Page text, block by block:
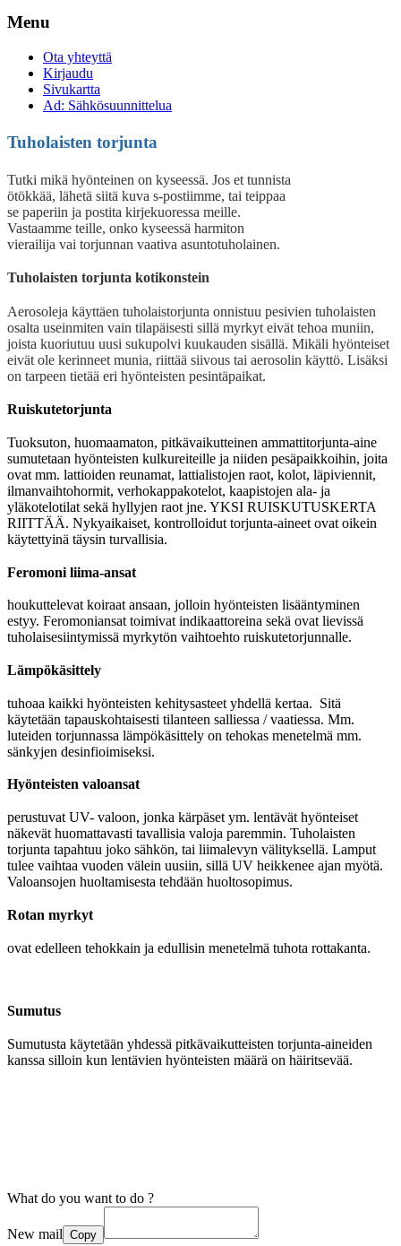
Menu
Ota yhteyttä
Kirjaudu
Sivukartta
Ad: Sähkösuunnittelua
Tuholaisten torjunta
Tutki mikä hyönteinen on kyseessä. Jos et tunnista
ötökkää, lähetä siitä kuva s-postiimme, tai teippaa
se paperiin ja postita kirjekuoressa meille.
Vastaamme teille, onko kyseessä harmiton
vierailija vai torjunnan vaativa asuntotuholainen.
Tuholaisten torjunta kotikonstein
Aerosoleja käyttäen tuholaistorjunta onnistuu pesivien tuholaisten
osalta useinmiten vain tilapäisesti sillä myrkyt eivät tehoa muniin,
joista kuoriutuu uusi sukupolvi kuukauden sisällä. Mikäli hyönteiset
eivät ole kerinneet munia, riittää siivous tai aerosolin käyttö. Lisäksi
on tarpeen tietää eri hyönteisten pesintäpaikat.
Ruiskutetorjunta
Tuoksuton, huomaamaton, pitkävaikutteinen ammattitorjunta-aine
sumutetaan hyönteisten kulkureiteille ja niiden pesäpaikkoihin, joita
ovat mm. lattioiden reunamat, lattialistojen raot, kolot, läpiviennit,
ilmanvaihtohormit, verhokappakotelot, kaapistojen ala- ja
yläkotelotilat sekä hyllyjen raot jne. YKSI RUISKUTUSKERTA
RIITTÄÄ. Nykyaikaiset, kontrolloidut torjunta-aineet ovat oikein
käytettyinä täysin turvallisia.
Feromoni liima-ansat
houkuttelevat koiraat ansaan, jolloin hyönteisten lisääntyminen
estyy. Feromoniansat toimivat indikaattoreina sekä ovat lievissä
tuholaisesiintymissä myrkytön vaihtoehto ruiskutetorjunnalle.
Lämpökäsittely
tuhoaa kaikki hyönteisten kehitysasteet yhdellä kertaa. Sitä
käytetään tapauskohtaisesti tilanteen salliessa / vaatiessa. Mm.
luteiden torjunnassa lämpökäsittely on tehokas menetelmä mm.
sänkyjen desinfioimiseksi.
Hyönteisten valoansat
perustuvat UV- valoon, jonka kärpäset ym. lentävät hyönteiset
näkevät huomattavasti tavallisia valoja paremmin. Tuholaisten
torjunta tapahtuu joko sähkön, tai liimalevyn välityksellä. Lamput
tulee vaihtaa vuoden välein uusiin, sillä UV heikkenee ajan myötä.
Valoansojen huoltamisesta tehdään huoltosopimus.
Rotan myrkyt
ovat edelleen tehokkain ja edullisin menetelmä tuhota rottakanta.
Sumutus
Sumutusta käytetään yhdessä pitkävaikutteisten torjunta-aineiden
kanssa silloin kun lentävien hyönteisten määrä on häiritsevää.
What do you want to do ?
New mail Copy